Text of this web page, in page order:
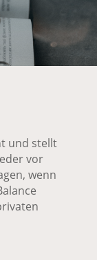
und stellt
vor
wenn